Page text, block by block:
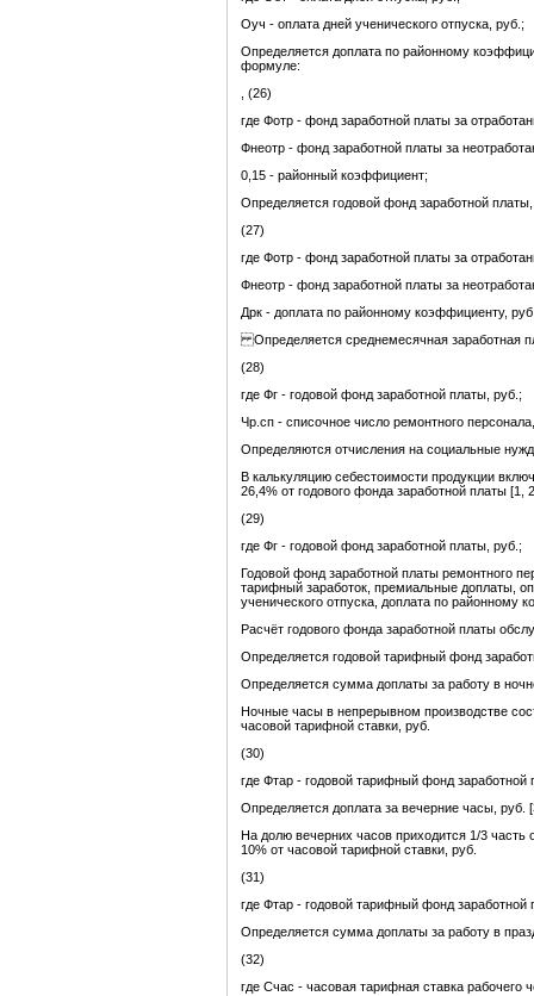
Оуч - оплата дней ученического отпуска, руб.;
Определяется доплата по районному
формуле:
, (26)
где Фотр - фонд заработной платы за
Фнеотр - фонд заработной платы за
0,15 - районный коэффициент;
Определяется годовой фонд заработной
(27)
где Фотр - фонд заработной платы за
Фнеотр - фонд заработной платы за
Дрк - доплата по районному коэффициенту,
Определяется среднемесячная заработная
(28)
где Фг - годовой фонд заработной платы, руб.;
Чр.сп - списочное число ремонтного
Определяются отчисления на социальные
В калькуляцию себестоимости продукции
26,4% от годового фонда заработной платы [1,
(29)
где Фг - годовой фонд заработной платы, руб.;
Годовой фонд заработной платы ремонтного
тарифный заработок, премиальные доплаты,
ученического отпуска, доплата по районному
Расчёт годового фонда заработной платы
Определяется годовой тарифный фонд
Определяется сумма доплаты за работу в
Ночные часы в непрерывном производстве
часовой тарифной ставки, руб.
(30)
где Фтар - годовой тарифный фонд заработной
Определяется доплата за вечерние часы, руб.
На долю вечерних часов приходится 1/3 часть
10% от часовой тарифной ставки, руб.
(31)
где Фтар - годовой тарифный фонд заработной
Определяется сумма доплаты за работу в
(32)
где Счас - часовая тарифная ставка рабочего